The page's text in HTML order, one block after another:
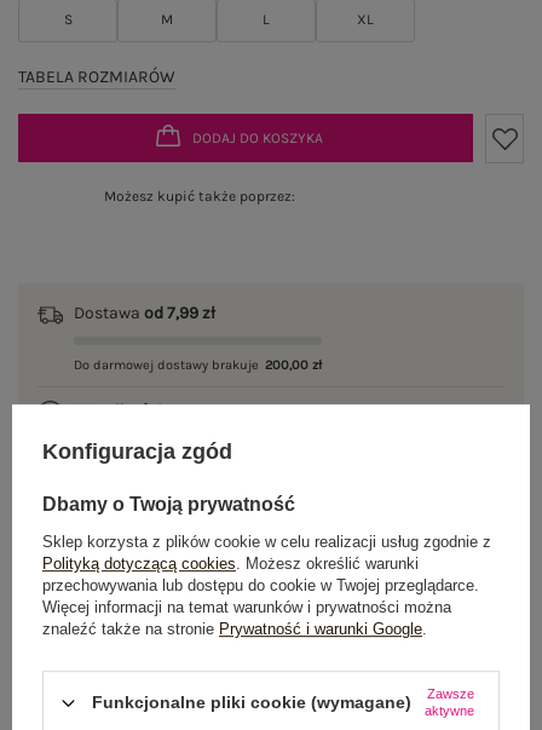
S M L XL
TABELA ROZMIARÓW
DODAJ DO KOSZYKA
Możesz kupić także poprzez:
Dostawa od 7,99 zł
Do darmowej dostawy brakuje 200,00 zł
Wysyłkajutro
100 dni na zwrot
OPIS PRODUKTU
GŁÓWNE PARAMETRY
Konfiguracja zgód
Dbamy o Twoją prywatność
Sklep korzysta z plików cookie w celu realizacji usług zgodnie z
Polityką dotyczącą cookies. Możesz określić warunki
przechowywania lub dostępu do cookie w Twojej przeglądarce.
Więcej informacji na temat warunków i prywatności można
znaleźć także na stronie Prywatność i warunki Google.
Funkcjonalne pliki cookie (wymagane)
Zawsze
aktywne